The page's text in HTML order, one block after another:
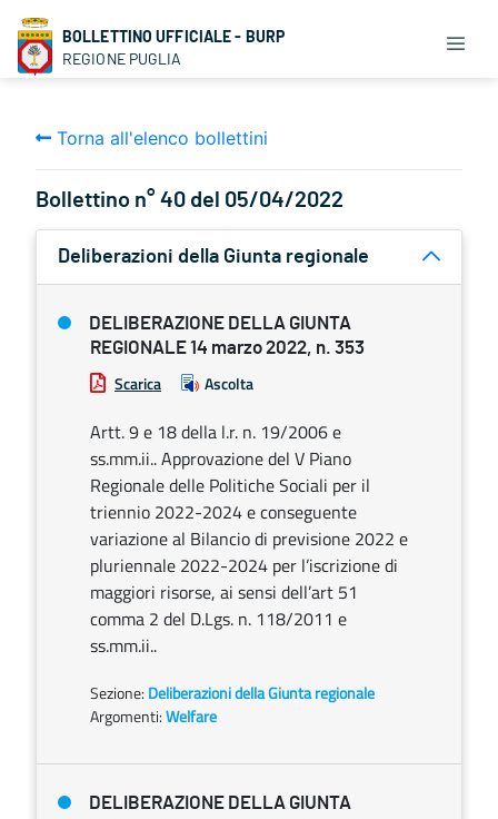
BOLLETTINO UFFICIALE - BURP
REGIONE PUGLIA
Torna all'elenco bollettini
Bollettino n° 40 del 05/04/2022
Deliberazioni della Giunta regionale
DELIBERAZIONE DELLA GIUNTA
REGIONALE 14 marzo 2022, n. 353
Scarica Ascolta
Artt. 9 e 18 della l.r. n. 19/2006 e
ss.mm.ii.. Approvazione del V Piano
Regionale delle Politiche Sociali per il
triennio 2022-2024 e conseguente
variazione al Bilancio di previsione 2022 e
pluriennale 2022-2024 per l’iscrizione di
maggiori risorse, ai sensi dell’art 51
comma 2 del D.Lgs. n. 118/2011 e
ss.mm.ii..
Sezione: Deliberazioni della Giunta regionale
Argomenti:Welfare
DELIBERAZIONE DELLA GIUNTA